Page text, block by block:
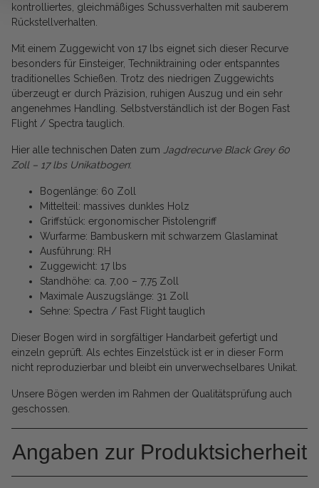
kontrolliertes, gleichmäßiges Schussverhalten mit sauberem
Rückstellverhalten.
Mit einem Zuggewicht von 17 lbs eignet sich dieser Recurve
besonders für Einsteiger, Techniktraining oder entspanntes
traditionelles Schießen. Trotz des niedrigen Zuggewichts
überzeugt er durch Präzision, ruhigen Auszug und ein sehr
angenehmes Handling. Selbstverständlich ist der Bogen Fast
Flight / Spectra tauglich.
Hier alle technischen Daten zum Jagdrecurve Black Grey 60
Zoll – 17 lbs Unikatbogen:
Bogenlänge: 60 Zoll
Mittelteil: massives dunkles Holz
Griffstück: ergonomischer Pistolengriff
Wurfarme: Bambuskern mit schwarzem Glaslaminat
Ausführung: RH
Zuggewicht: 17 lbs
Standhöhe: ca. 7,00 – 7,75 Zoll
Maximale Auszugslänge: 31 Zoll
Sehne: Spectra / Fast Flight tauglich
Dieser Bogen wird in sorgfältiger Handarbeit gefertigt und
einzeln geprüft. Als echtes Einzelstück ist er in dieser Form
nicht reproduzierbar und bleibt ein unverwechselbares Unikat.
Unsere Bögen werden im Rahmen der Qualitätsprüfung auch
geschossen.
Angaben zur Produktsicherheit